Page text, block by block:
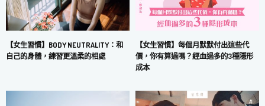
【女生習慣】BODY NEUTRALITY：和
自己的身體，練習更溫柔的相處
【女生習慣】每個月默默付出這些代
價，你有算過嗎？經血過多的3種隱形
成本